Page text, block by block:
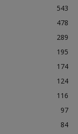
543
478
289
195
174
124
116
97
84